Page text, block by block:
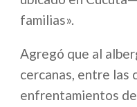
familias».
Agregó que al
cercanas, entre las
enfrentamientos